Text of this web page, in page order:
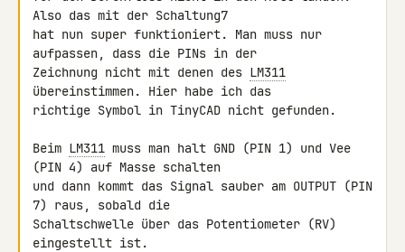
Also das mit der Schaltung7
hat nun super funktioniert. Man muss nur
aufpassen, dass die PINs in der
Zeichnung nicht mit denen des LM311
übereinstimmen. Hier habe ich das
richtige Symbol in TinyCAD nicht gefunden.
Beim LM311 muss man halt GND (PIN 1) und Vee
(PIN 4) auf Masse schalten
und dann kommt das Signal sauber am OUTPUT (PIN
7) raus, sobald die
Schaltschwelle über das Potentiometer (RV)
eingestellt ist.